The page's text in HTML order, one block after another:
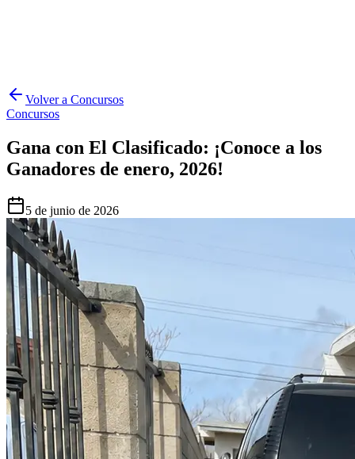
Volver a Concursos
Concursos
Gana con El Clasificado: ¡Conoce a los
Ganadores de enero, 2026!
5 de junio de 2026